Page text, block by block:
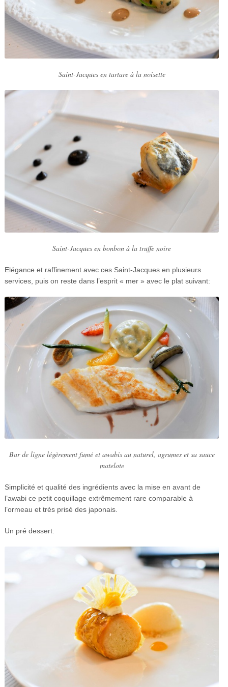
Saint-Jacques en tartare à la noisette
Saint-Jacques en bonbon à la truffe noire
Elégance et raffinement avec ces Saint-Jacques en plusieurs
services, puis on reste dans l’esprit « mer » avec le plat suivant:
Bar de ligne légèrement fumé et awabis au naturel, agrumes et sa sauce
matelote
Simplicité et qualité des ingrédients avec la mise en avant de
l’awabi ce petit coquillage extrêmement rare comparable à
l’ormeau et très prisé des japonais.
Un pré dessert: